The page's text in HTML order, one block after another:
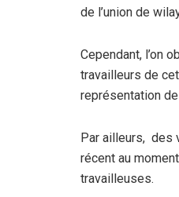
de l’union de
Cependant, l’on
travailleurs de
représentation
Par ailleurs, des
récent au
travailleuses.